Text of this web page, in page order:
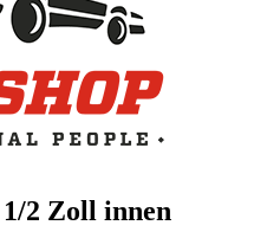
2 Zoll innen